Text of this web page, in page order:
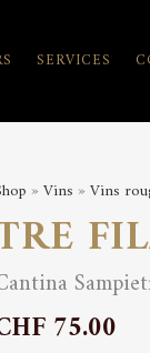
SERVICES
» Vins » Vins
75.00